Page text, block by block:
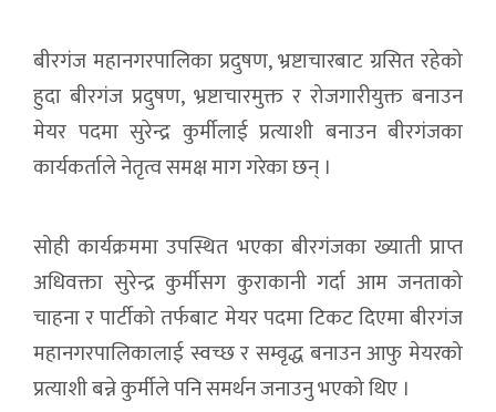
बीरगंज महानगरपालिका प्रदुषण, भ्रष्टाचारबाट ग्रसित रहेको
हुदा बीरगंज प्रदुषण, भ्रष्टाचारमुक्त र रोजगारीयुक्त बनाउन
मेयर पदमा सुरेन्द्र कुर्मीलाई प्रत्याशी बनाउन बीरगंजका
कार्यकर्ताले नेतृत्व समक्ष माग गरेका छन् ।
सोही कार्यक्रममा उपस्थित भएका बीरगंजका ख्याती प्राप्त
अधिवक्ता सुरेन्द्र कुर्मीसग कुराकानी गर्दा आम जनताको
चाहना र पार्टीको तर्फबाट मेयर पदमा टिकट दिएमा बीरगंज
महानगरपालिकालाई स्वच्छ र सम्वृद्ध बनाउन आफु मेयरको
प्रत्याशी बन्ने कुर्मीले पनि समर्थन जनाउनु भएको थिए ।